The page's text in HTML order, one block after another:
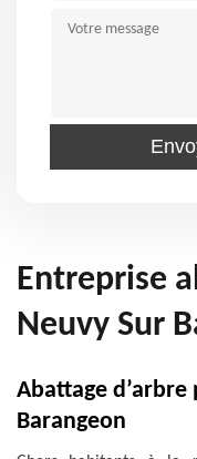
Entreprise
Neuvy Sur
Abattage d’arbre
Barangeon